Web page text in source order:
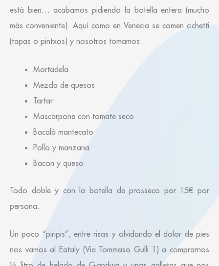
está bien… acabamos pidiendo la botella entera (mucho
más conveniente). Aquí como en Venecia se comen cichetti
(tapas o pintxos) y nosotros tomamos:
Mortadela
Mezcla de quesos
Tartar
Mascarpone con tomate seco
Bacalá mantecato
Pollo y manzana
Bacon y queso
Todo doble y con la botella de prosseco por 15€ por
persona.
Un poco “piripis”, entre risas y olvidando el dolor de pies
nos vamos al Eataly (Via Tommaso Gulli 1) a comprarnos